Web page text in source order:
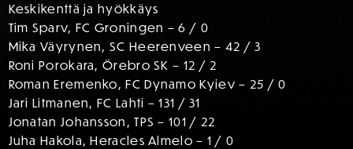
Keskikenttä ja hyökkäys
Tim Sparv, FC Groningen – 6 / 0
Mika Väyrynen, SC Heerenveen – 42 / 3
Roni Porokara, Örebro SK – 12 / 2
Roman Eremenko, FC Dynamo Kyiev – 25 / 0
Jari Litmanen, FC Lahti – 131 / 31
Jonatan Johansson, TPS – 101 / 22
Juha Hakola, Heracles Almelo – 1 / 0